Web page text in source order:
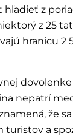
hľadieť z
z 25
hranicu 2
nepatrí
že
turistov a